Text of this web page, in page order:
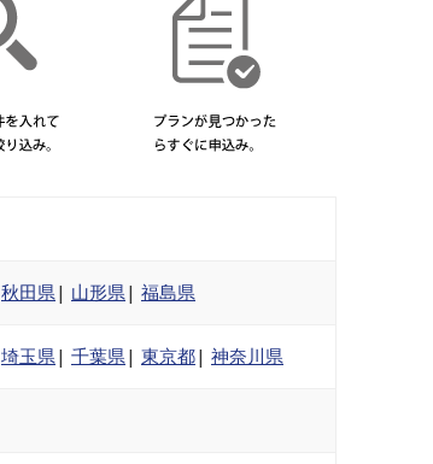
秋田県| 山形県| 福島県
埼玉県| 千葉県| 東京都| 神奈川県